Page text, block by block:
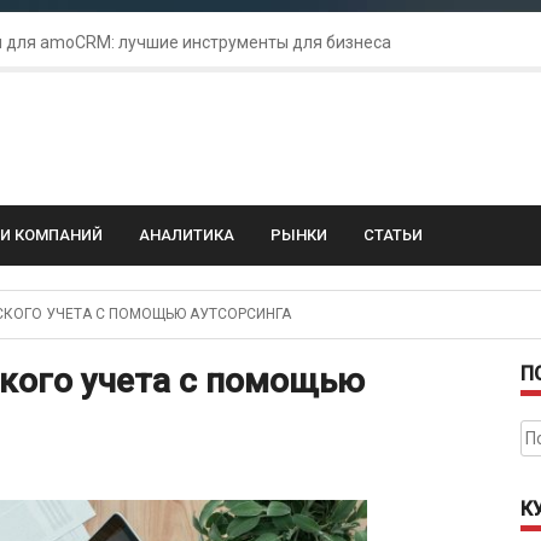
amoCRM: лучшие инструменты для бизнеса
КОМПАНИЙ АНАЛИТИКА РЫНКИ СТАТЬИ
УЧЕТА С ПОМОЩЬЮ АУТСОРСИНГА
учета с помощью